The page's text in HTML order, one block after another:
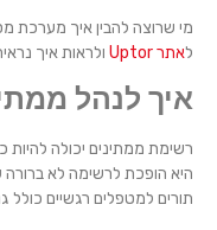
מי שרוצה להבין איך מערכת
לאתר Uptor ולראות איך
איך לנהל
רשימת ממתינים יכולה להיות
היא הופכת לרשימה לא ברורה
תורים למטפלים רגשיים